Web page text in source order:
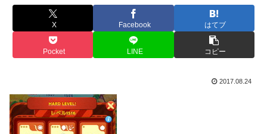
X Facebook はてブ
Pocket LINE コピー
2017.08.24